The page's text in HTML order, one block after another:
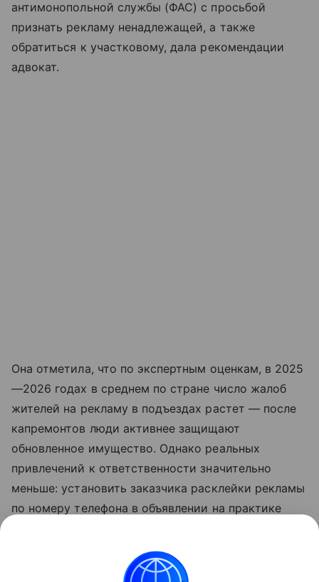
антимонопольной службы (ФАС) с просьбой
признать рекламу ненадлежащей, а также
обратиться к участковому, дала рекомендации
адвокат.
Она отметила, что по экспертным оценкам, в 2025
—2026 годах в среднем по стране число жалоб
жителей на рекламу в подъездах растет — после
капремонтов люди активнее защищают
обновленное имущество. Однако реальных
привлечений к ответственности значительно
меньше: установить заказчика расклейки рекламы
по номеру телефона в объявлении на практике
«Данная информация носит исключительно